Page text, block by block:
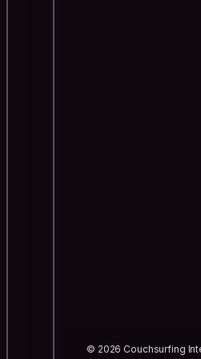
© 2026 Couchsurfing